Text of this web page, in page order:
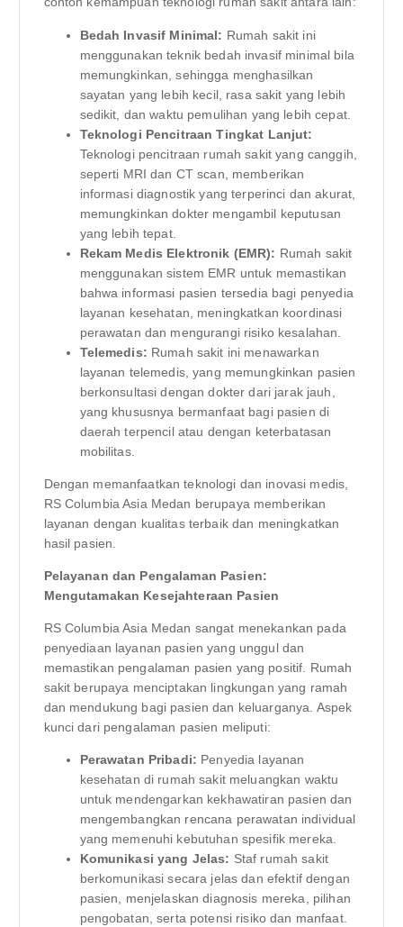
Bedah Invasif Minimal: Rumah sakit ini
menggunakan teknik bedah invasif minimal bila
memungkinkan, sehingga menghasilkan
sayatan yang lebih kecil, rasa sakit yang lebih
sedikit, dan waktu pemulihan yang lebih cepat.
Teknologi Pencitraan Tingkat Lanjut:
Teknologi pencitraan rumah sakit yang canggih,
seperti MRI dan CT scan, memberikan
informasi diagnostik yang terperinci dan akurat,
memungkinkan dokter mengambil keputusan
yang lebih tepat.
Rekam Medis Elektronik (EMR): Rumah sakit
menggunakan sistem EMR untuk memastikan
bahwa informasi pasien tersedia bagi penyedia
layanan kesehatan, meningkatkan koordinasi
perawatan dan mengurangi risiko kesalahan.
Telemedis: Rumah sakit ini menawarkan
layanan telemedis, yang memungkinkan pasien
berkonsultasi dengan dokter dari jarak jauh,
yang khususnya bermanfaat bagi pasien di
daerah terpencil atau dengan keterbatasan
mobilitas.
Dengan memanfaatkan teknologi dan inovasi medis,
RS Columbia Asia Medan berupaya memberikan
layanan dengan kualitas terbaik dan meningkatkan
hasil pasien.
Pelayanan dan Pengalaman Pasien:
Mengutamakan Kesejahteraan Pasien
RS Columbia Asia Medan sangat menekankan pada
penyediaan layanan pasien yang unggul dan
memastikan pengalaman pasien yang positif. Rumah
sakit berupaya menciptakan lingkungan yang ramah
dan mendukung bagi pasien dan keluarganya. Aspek
kunci dari pengalaman pasien meliputi:
Perawatan Pribadi: Penyedia layanan
kesehatan di rumah sakit meluangkan waktu
untuk mendengarkan kekhawatiran pasien dan
mengembangkan rencana perawatan individual
yang memenuhi kebutuhan spesifik mereka.
Komunikasi yang Jelas: Staf rumah sakit
berkomunikasi secara jelas dan efektif dengan
pasien, menjelaskan diagnosis mereka, pilihan
pengobatan, serta potensi risiko dan manfaat.